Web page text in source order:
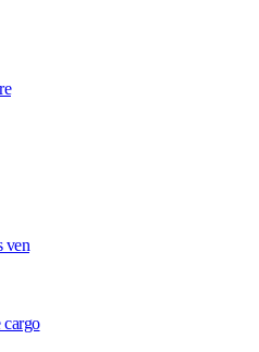
ven
cargo